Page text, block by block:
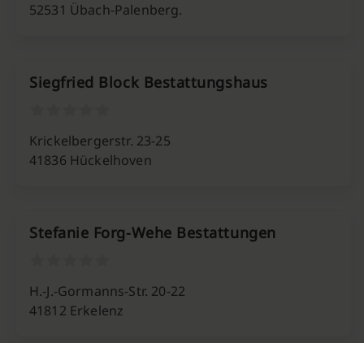
52531 Übach-Palenberg.
Siegfried Block Bestattungshaus
Krickelbergerstr. 23-25
41836 Hückelhoven
Stefanie Forg-Wehe Bestattungen
H.-J.-Gormanns-Str. 20-22
41812 Erkelenz